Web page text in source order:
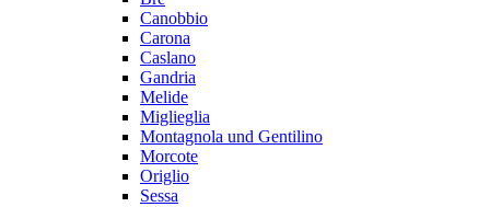
Canobbio
Carona
Caslano
Gandria
Melide
Miglieglia
Montagnola und Gentilino
Morcote
Origlio
Sessa